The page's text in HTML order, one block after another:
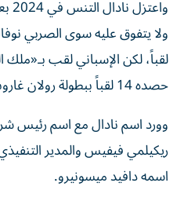
لقباً، لكن الإسباني لقب
حصده 14 لقباً ببطولة رولان غاروس الفرنسية.
وورد اسم نادال مع اسم رئيس
ريكيلمي فيفيس والمدير
اسمه دافيد ميسونيرو.